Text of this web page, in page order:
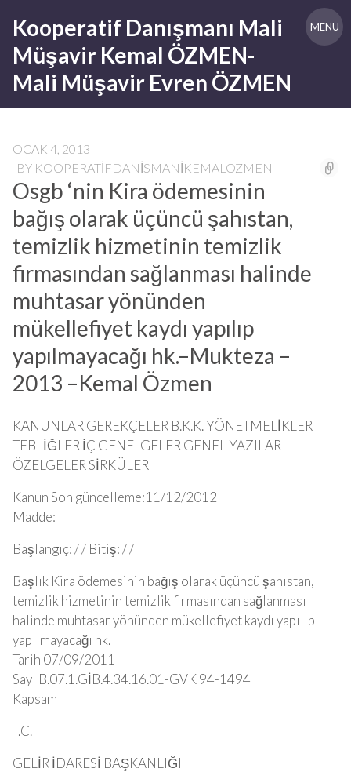
content
Kooperatif Danışmanı Mali
Müşavir Kemal ÖZMEN-
Mali Müşavir Evren ÖZMEN
MENU
OCAK 4, 2013
BY KOOPERATIFDANISMANIKEMALOZMEN
Osgb ‘nin Kira ödemesinin
bağış olarak üçüncü şahıstan,
temizlik hizmetinin temizlik
firmasından sağlanması halinde
muhtasar yönünden
mükellefiyet kaydı yapılıp
yapılmayacağı hk.–Mukteza –
2013 –Kemal Özmen
KANUNLAR GEREKÇELER B.K.K. YÖNETMELİKLER
TEBLİĞLER İÇ GENELGELER GENEL YAZILAR
ÖZELGELER SİRKÜLER
Kanun Son güncelleme:11/12/2012
Madde:
Başlangıç: / / Bitiş: / /
Başlık Kira ödemesinin bağış olarak üçüncü şahıstan,
temizlik hizmetinin temizlik firmasından sağlanması
halinde muhtasar yönünden mükellefiyet kaydı yapılıp
yapılmayacağı hk.
Tarih 07/09/2011
Sayı B.07.1.GİB.4.34.16.01-GVK 94-1494
Kapsam
T.C.
GELİR İDARESİ BAŞKANLIĞI